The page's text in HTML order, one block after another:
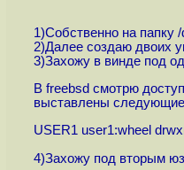
1)Собственно на папку
2)Далее создаю двоих
3)Захожу в винде под
В freebsd смотрю
выставлены
USER1 user1:wheel
4)Захожу под вторым